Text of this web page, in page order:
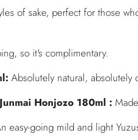
of sake, perfect for those
so it's complimentary.
Absolutely natural, absolutely
Honjozo 180ml :
easy-going mild and light